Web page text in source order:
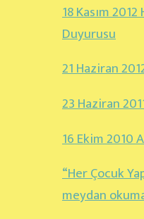
18 Kasım
Duyurusu
21 Haziran
23 Haziran
16 Ekim 2010
“Her Çocuk
meydan